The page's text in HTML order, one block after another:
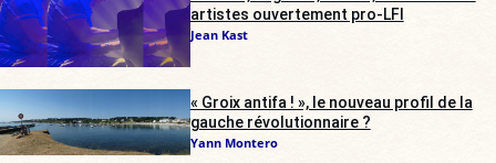
artistes ouvertement pro-LFI
Jean Kast
« Groix antifa ! », le nouveau profil de la
gauche révolutionnaire ?
Yann Montero